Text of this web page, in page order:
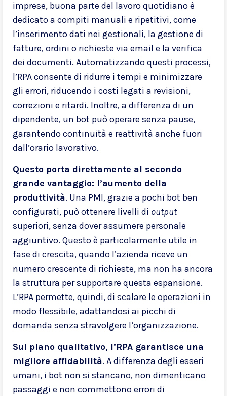
imprese, buona parte del lavoro quotidiano è
dedicato a compiti manuali e ripetitivi, come
l’inserimento dati nei gestionali, la gestione di
fatture, ordini o richieste via email e la verifica
dei documenti. Automatizzando questi processi,
l’RPA consente di ridurre i tempi e minimizzare
gli errori, riducendo i costi legati a revisioni,
correzioni e ritardi. Inoltre, a differenza di un
dipendente, un bot può operare senza pause,
garantendo continuità e reattività anche fuori
dall’orario lavorativo.
Questo porta direttamente al secondo
grande vantaggio: l’aumento della
produttività. Una PMI, grazie a pochi bot ben
configurati, può ottenere livelli di output
superiori, senza dover assumere personale
aggiuntivo. Questo è particolarmente utile in
fase di crescita, quando l’azienda riceve un
numero crescente di richieste, ma non ha ancora
la struttura per supportare questa espansione.
L’RPA permette, quindi, di scalare le operazioni in
modo flessibile, adattandosi ai picchi di
domanda senza stravolgere l’organizzazione.
Sul piano qualitativo, l’RPA garantisce una
migliore affidabilità. A differenza degli esseri
umani, i bot non si stancano, non dimenticano
passaggi e non commettono errori di